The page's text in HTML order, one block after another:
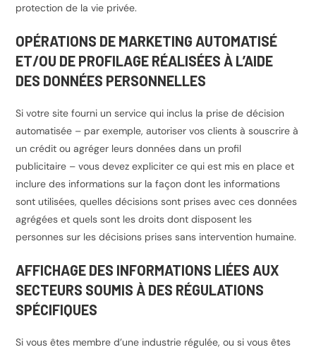
protection de la vie privée.
OPÉRATIONS DE MARKETING AUTOMATISÉ
ET/OU DE PROFILAGE RÉALISÉES À L’AIDE
DES DONNÉES PERSONNELLES
Si votre site fourni un service qui inclus la prise de décision
automatisée – par exemple, autoriser vos clients à souscrire à
un crédit ou agréger leurs données dans un profil
publicitaire – vous devez expliciter ce qui est mis en place et
inclure des informations sur la façon dont les informations
sont utilisées, quelles décisions sont prises avec ces données
agrégées et quels sont les droits dont disposent les
personnes sur les décisions prises sans intervention humaine.
AFFICHAGE DES INFORMATIONS LIÉES AUX
SECTEURS SOUMIS À DES RÉGULATIONS
SPÉCIFIQUES
Si vous êtes membre d’une industrie régulée, ou si vous êtes